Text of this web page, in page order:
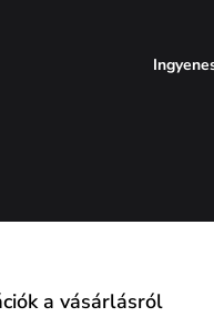
a vásárlásról